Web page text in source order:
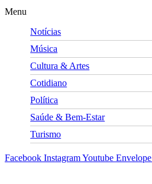
Menu
Notícias
Música
Cultura & Artes
Cotidiano
Política
Saúde & Bem-Estar
Turismo
Facebook InstagramYoutube Envelope